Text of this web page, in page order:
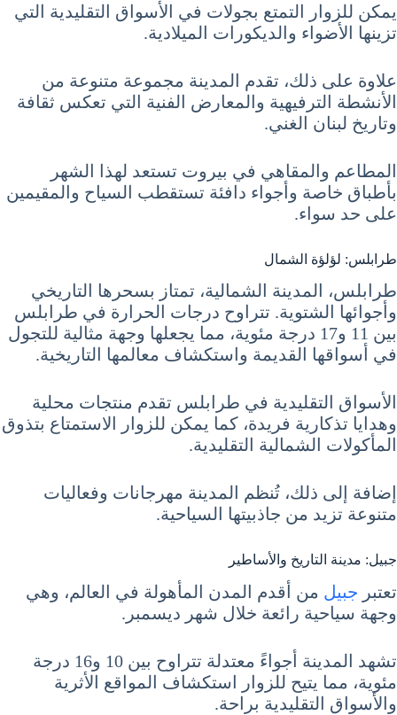
يمكن للزوار التمتع بجولات في الأسواق التقليدية التي
تزينها الأضواء والديكورات الميلادية.
علاوة على ذلك، تقدم المدينة مجموعة متنوعة من
الأنشطة الترفيهية والمعارض الفنية التي تعكس ثقافة
وتاريخ لبنان الغني.
المطاعم والمقاهي في بيروت تستعد لهذا الشهر
بأطباق خاصة وأجواء دافئة تستقطب السياح والمقيمين
على حد سواء.
طرابلس: لؤلؤة الشمال
طرابلس، المدينة الشمالية، تمتاز بسحرها التاريخي
وأجوائها الشتوية. تتراوح درجات الحرارة في طرابلس
بين 11 و17 درجة مئوية، مما يجعلها وجهة مثالية للتجول
في أسواقها القديمة واستكشاف معالمها التاريخية.
الأسواق التقليدية في طرابلس تقدم منتجات محلية
وهدايا تذكارية فريدة، كما يمكن للزوار الاستمتاع بتذوق
المأكولات الشمالية التقليدية.
إضافة إلى ذلك، تُنظم المدينة مهرجانات وفعاليات
متنوعة تزيد من جاذبيتها السياحية.
جبيل: مدينة التاريخ والأساطير
تعتبر جبيل من أقدم المدن المأهولة في العالم، وهي
وجهة سياحية رائعة خلال شهر ديسمبر.
تشهد المدينة أجواءً معتدلة تتراوح بين 10 و16 درجة
مئوية، مما يتيح للزوار استكشاف المواقع الأثرية
والأسواق التقليدية براحة.